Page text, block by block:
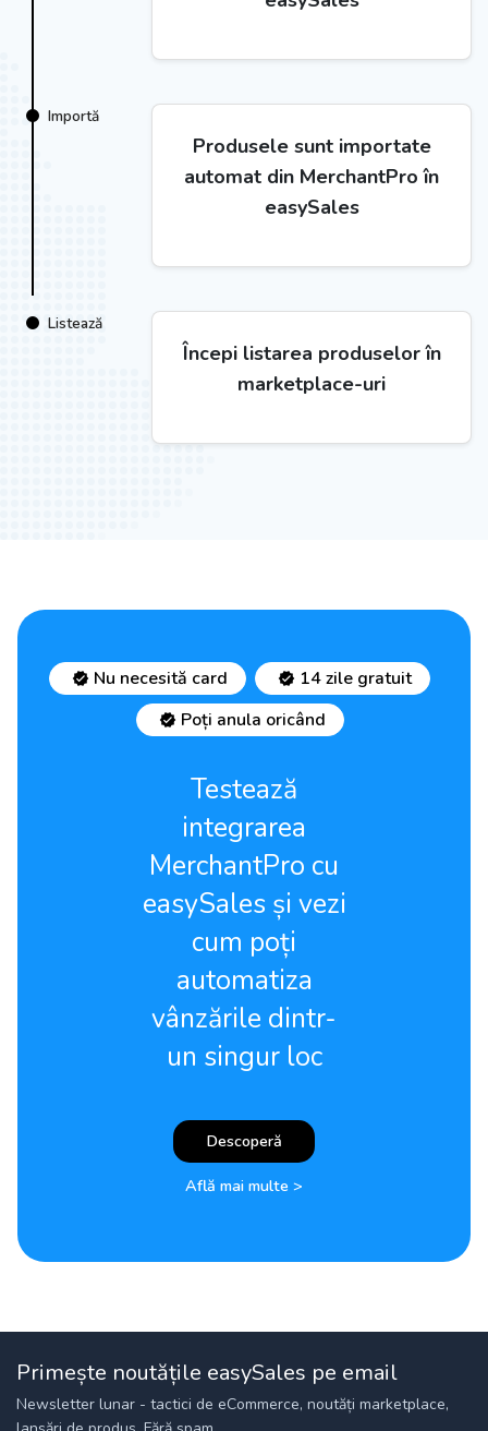
Importă
Produsele sunt importate
automat din MerchantPro în
easySales
Listează
Începi listarea produselor în
marketplace-uri
Nu necesită card
14 zile gratuit
Poți anula oricând
Testează
integrarea
MerchantPro cu
easySales și vezi
cum poți
automatiza
vânzările dintr-
un singur loc
Descoperă
Află mai multe >
Primește noutățile easySales pe email
Newsletter lunar - tactici de eCommerce, noutăți marketplace,